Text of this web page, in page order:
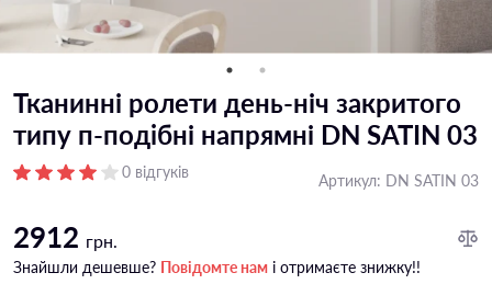
Тканинні ролети день-ніч закритого
типу п-подiбні напрямні DN SATIN 03
0 відгуків Артикул: DN SATIN 03
2912 грн.
Знайшли дешевше? Повідомте нам і отримаєте знижку!!